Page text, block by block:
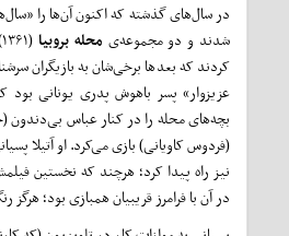
در سال‌های گذشته که اکنون آن‌‌ها را
شدند و دو مجموعه‌ی محله بروبیا(۱۳۶۱) و
کردند که بعد‌ها برخی‌شان به بازیگران
عزیز‌وار» پسر باهوش پدری یونانی بود
بچه‌‌های محله را در کنار عباس
(فردوس کاویانی) بازی می‌کرد. او آتیلا
نیز راه پیدا کرد؛ هرچند که نخستین
در آن با فرامرز قریبیان همبازی بود؛ هرگز